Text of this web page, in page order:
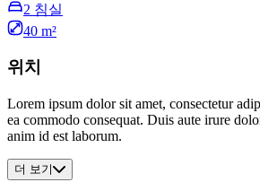
2 침실
40 m²
위치
Lorem ipsum dolor sit amet, consectetur
ea commodo consequat. Duis aute irure
anim id est laborum.
더 보기